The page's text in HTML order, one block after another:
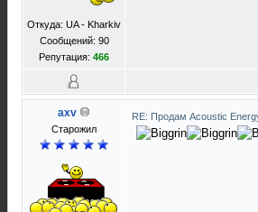
Откуда: UA - Kharkiv
Сообщений: 90
Репутация: 466
axv
Старожил
RE: Продам Acoustic